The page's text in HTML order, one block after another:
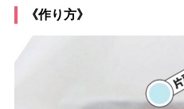
《作り方》